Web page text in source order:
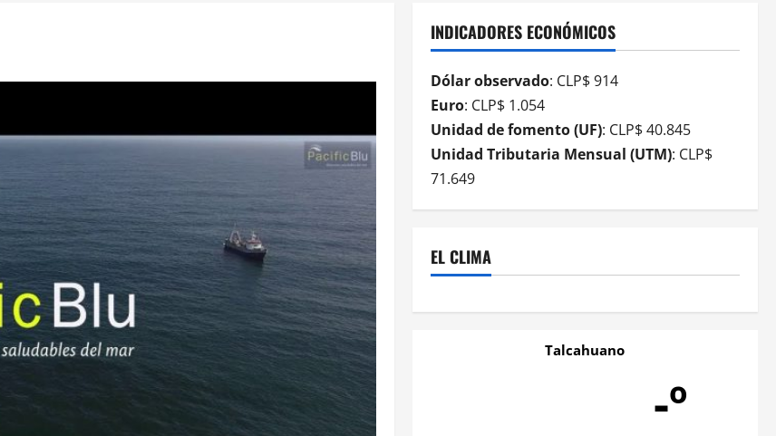
INDICADORES ECONÓMICOS
Dólar observado: CLP$ 914
Euro: CLP$ 1.054
Unidad de fomento (UF): CLP$ 40.845
Unidad Tributaria Mensual (UTM): CLP$
71.649
EL CLIMA
Talcahuano
-º